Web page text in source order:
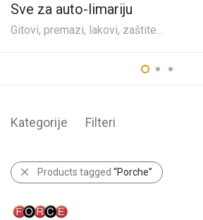
Sve za auto-limariju
Gitovi, premazi, lakovi, zaštite...
Kategorije Filteri
Products tagged “Porche”